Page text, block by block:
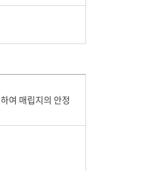
여 매립지의 안정